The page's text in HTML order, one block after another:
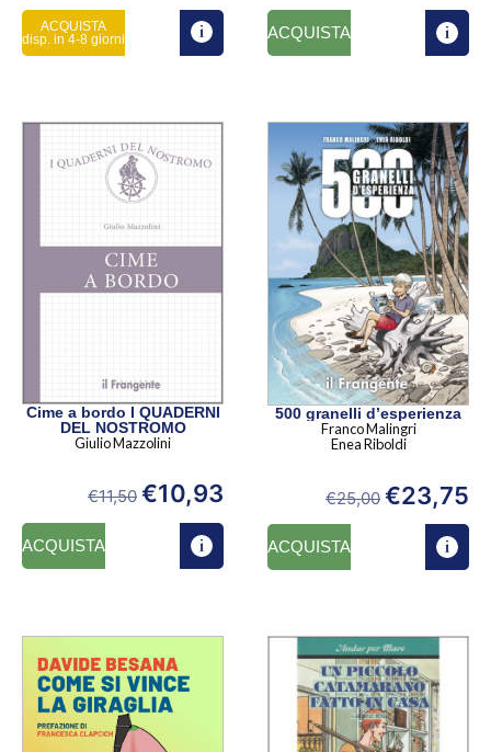
ACQUISTA
disp. in 4-8 giorni
ACQUISTA
Cime a bordo I QUADERNI
DEL NOSTROMO
Giulio Mazzolini
€11,50 €10,93
ACQUISTA
500 granelli d’esperienza
Franco Malingri
Enea Riboldi
€25,00 €23,75
ACQUISTA